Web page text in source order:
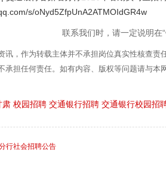
s/oNyd5ZfpUnA2ATMOIdGR4w
联系我们时，请一定说明在
讯，作为转载主体并不承担岗位真实性核查责
担任何责任。如有内容、版权等问题请与本
肃 校园招聘 交通银行招聘 交通银行校园招
行社会招聘公告